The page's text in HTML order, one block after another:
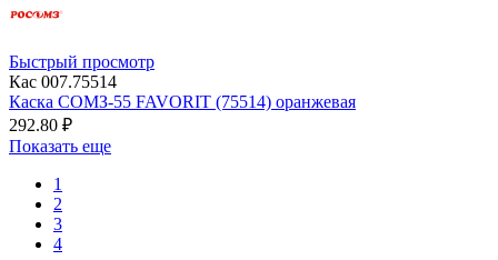
Быстрый просмотр
Кас 007.75514
Каска СОМЗ-55 FAVORIT (75514) оранжевая
292.80 ₽
Показать еще
1
2
3
4